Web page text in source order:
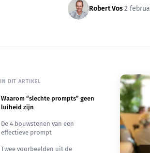
Robert Vos·2
IN DIT ARTIKEL
Waarom “slechte prompts” geen
luiheid zijn
De 4 bouwstenen van een
effectieve prompt
Twee voorbeelden uit de